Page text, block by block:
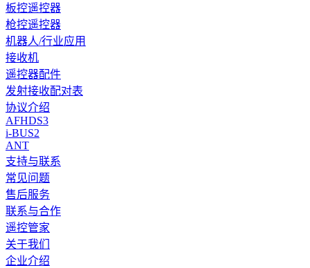
板控遥控器
枪控遥控器
机器人/行业应用
接收机
遥控器配件
发射接收配对表
协议介绍
AFHDS3
i-BUS2
ANT
支持与联系
常见问题
售后服务
联系与合作
遥控管家
关于我们
企业介绍